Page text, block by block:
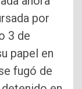
por
3 de
papel en
fugó de